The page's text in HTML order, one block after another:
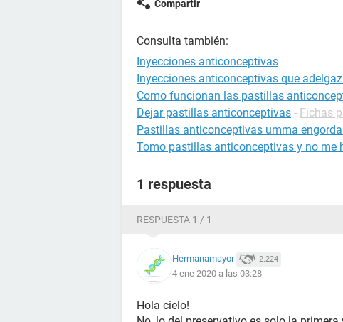
Compartir
Consulta también:
Inyecciones anticonceptivas
Inyecciones anticonceptivas que
Como funcionan las pastillas
Dejar pastillas anticonceptivas - Fichas
Pastillas anticonceptivas umma
Tomo pastillas anticonceptivas y no me
1 respuesta
RESPUESTA 1 / 1
Hermanamayor 2.224
4 ene 2020 a las 03:28
Hola cielo!